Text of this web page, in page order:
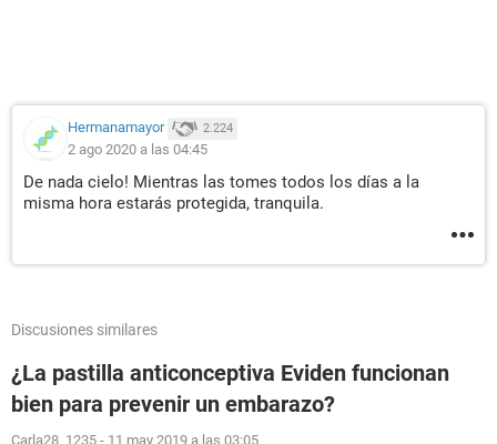
Hermanamayor 2.224
2 ago 2020 a las 04:45
De nada cielo! Mientras las tomes todos los días a la
misma hora estarás protegida, tranquila.
Discusiones similares
¿La pastilla anticonceptiva Eviden funcionan
bien para prevenir un embarazo?
Carla28_1235 - 11 may 2019 a las 03:05